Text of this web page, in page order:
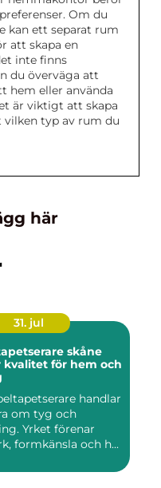
Om du
kan ett separat rum
att skapa en
inte finns
du överväga att
hem eller använda
är viktigt att skapa
typ av rum du
här
31. jul
skåne
kvalitet för hem och
handlar
om tyg och
Yrket förenar
formkänsla och h...